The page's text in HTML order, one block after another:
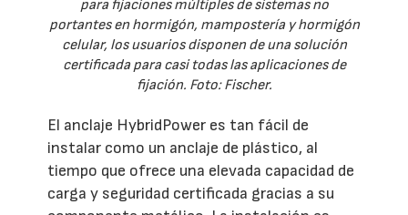
para fijaciones múltiples de sistemas no
portantes en hormigón, mampostería y hormigón
celular, los usuarios disponen de una solución
certificada para casi todas las aplicaciones de
fijación. Foto: Fischer.
El anclaje HybridPower es tan fácil de
instalar como un anclaje de plástico, al
tiempo que ofrece una elevada capacidad de
carga y seguridad certificada gracias a su